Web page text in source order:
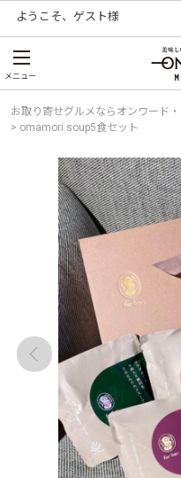
ようこそ、 ゲスト様
メニュー
お取り寄せグルメならオンワード
> omamori soup5食セット